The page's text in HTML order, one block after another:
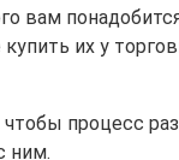
вам
их у
процесс
ним.